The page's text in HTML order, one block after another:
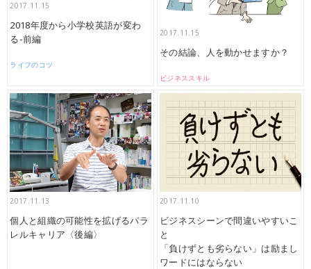
2017.11.15
2018年度から小学校英語が変わ
る-前編
ライフのコツ
2017.11.15
その結論、人を動かせますか？
ビジネススキル
2017.11.13
個人と組織の可能性を拡げるパラ
レルキャリア〈後編〉
2017.11.10
ビジネスシーンで間違いやすいこ
と
「負けずとも劣らない」は励まし
ワードにはならない